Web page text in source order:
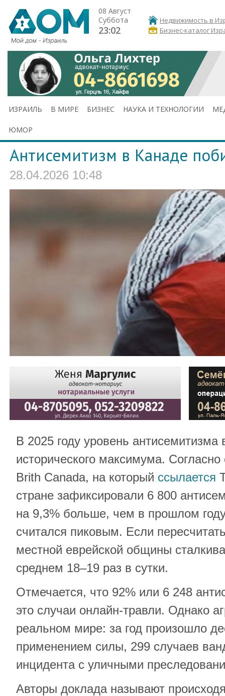
08 Август
Суббота
23:02
Недвижимость в
Бизнес-каталог
ИЗРАИЛЬ В МИРЕ БИЗНЕС НАУКА И ТЕХНОЛОГИИ
ЮМОР
Антисемитизм в Канаде
28.04.2026 10:48
В 2025 году уровень антисемитизма
исторического максимума. Согласно
Brith Canada, на который ссылается
стране зафиксировали 6 800
на 9,3% больше, чем в прошлом
считался пиковым. Если
местной еврейской общины
среднем 18–19 раз в сутки.
Отмечается, что 92% или 6 248
это случаи онлайн-травли. Однако
реальном мире: за год произошло
применением силы, 299 случаев
инцидента с уличными
Авторы доклада называют